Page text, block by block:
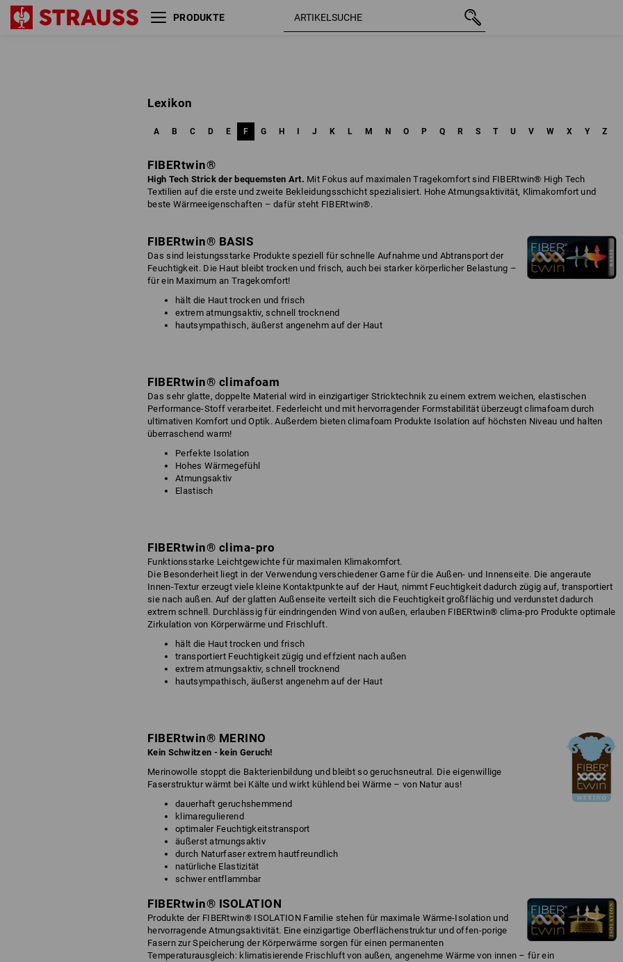
PRODUKTE
Lexikon
A B C D E F G H J K L M N O P Q R S T U V W X Y Z
FIBERtwin®
High Tech Strick der bequemsten Art. Mit Fokus auf maximalen Tragekomfort sind FIBERtwin® High Tech
Textilien auf die erste und zweite Bekleidungsschicht spezialisiert. Hohe Atmungsaktivität, Klimakomfort und
beste Wärmeeigenschaften – dafür steht FIBERtwin®.
FIBERtwin® BASIS
Das sind leistungsstarke Produkte speziell für schnelle Aufnahme und Abtransport der
Feuchtigkeit. Die Haut bleibt trocken und frisch, auch bei starker körperlicher Belastung –
für ein Maximum an Tragekomfort!
hält die Haut trocken und frisch
extrem atmungsaktiv, schnell trocknend
hautsympathisch, äußerst angenehm auf der Haut
FIBERtwin® climafoam
Das sehr glatte, doppelte Material wird in einzigartiger Stricktechnik zu einem extrem weichen, elastischen
Performance-Stoff verarbeitet. Federleicht und mit hervorragender Formstabilität überzeugt climafoam durch
ultimativen Komfort und Optik. Außerdem bieten climafoam Produkte Isolation auf höchsten Niveau und halten
überraschend warm!
Perfekte Isolation
Hohes Wärmegefühl
Atmungsaktiv
Elastisch
FIBERtwin® clima-pro
Funktionsstarke Leichtgewichte für maximalen Klimakomfort.
Die Besonderheit liegt in der Verwendung verschiedener Garne für die Außen- und Innenseite. Die angeraute
Innen-Textur erzeugt viele kleine Kontaktpunkte auf der Haut, nimmt Feuchtigkeit dadurch zügig auf, transportiert
sie nach außen. Auf der glatten Außenseite verteilt sich die Feuchtigkeit großflächig und verdunstet dadurch
extrem schnell. Durchlässig für eindringenden Wind von außen, erlauben FIBERtwin® clima-pro Produkte optimale
Zirkulation von Körperwärme und Frischluft.
hält die Haut trocken und frisch
transportiert Feuchtigkeit zügig und effzient nach außen
extrem atmungsaktiv, schnell trocknend
hautsympathisch, äußerst angenehm auf der Haut
FIBERtwin® MERINO
Kein Schwitzen - kein Geruch!
Merinowolle stoppt die Bakterienbildung und bleibt so geruchsneutral. Die eigenwillige
Faserstruktur wärmt bei Kälte und wirkt kühlend bei Wärme – von Natur aus!
dauerhaft geruchshemmend
klimaregulierend
optimaler Feuchtigkeitstransport
äußerst atmungsaktiv
durch Naturfaser extrem hautfreundlich
natürliche Elastizität
schwer entflammbar
FIBERtwin® ISOLATION
Produkte der FIBERtwin® ISOLATION Familie stehen für maximale Wärme-Isolation und
hervorragende Atmungsaktivität. Eine einzigartige Oberflächenstruktur und offen-porige
Fasern zur Speicherung der Körperwärme sorgen für einen permanenten
Temperaturausgleich: klimatisierende Frischluft von außen, angenehme Wärme von innen – für ein